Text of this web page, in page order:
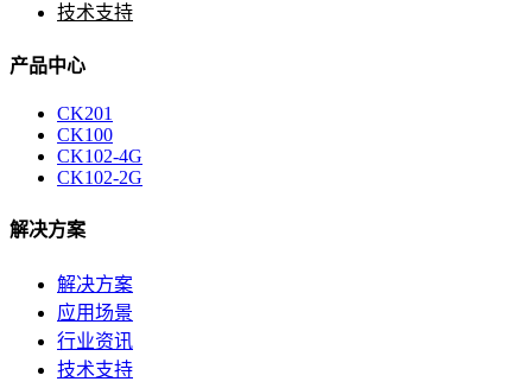
技术支持
产品中心
CK201
CK100
CK102-4G
CK102-2G
解决方案
解决方案
应用场景
行业资讯
技术支持